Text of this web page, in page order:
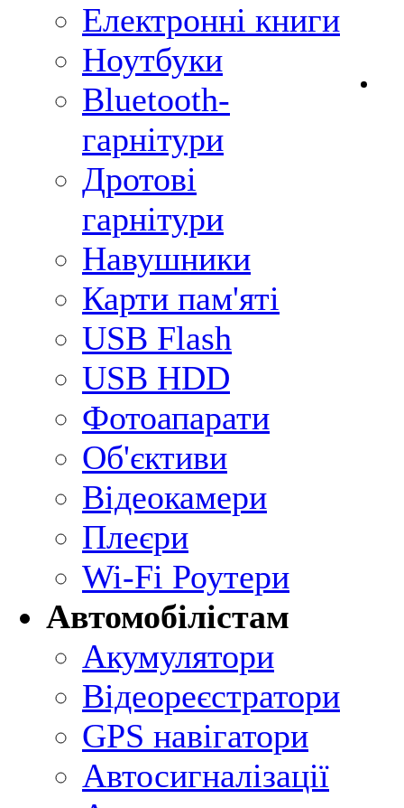
Електронні книги
Ноутбуки
Bluetooth-
гарнітури
Дротові
гарнітури
Навушники
Карти пам'яті
USB Flash
USB HDD
Фотоапарати
Об'єктиви
Відеокамери
Плеєри
Wi-Fi Роутери
Автомобілістам
Акумулятори
Відеореєстратори
GPS навігатори
Автосигналізації